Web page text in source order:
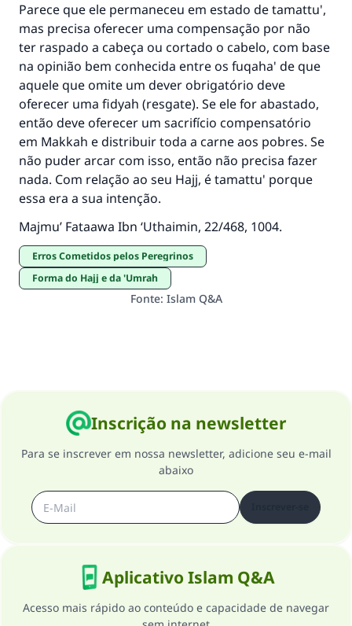
Parece que ele permaneceu em estado de tamattu',
mas precisa oferecer uma compensação por não
ter raspado a cabeça ou cortado o cabelo, com base
na opinião bem conhecida entre os fuqaha' de que
aquele que omite um dever obrigatório deve
oferecer uma fidyah (resgate). Se ele for abastado,
então deve oferecer um sacrifício compensatório
em Makkah e distribuir toda a carne aos pobres. Se
não puder arcar com isso, então não precisa fazer
nada. Com relação ao seu Hajj, é tamattu' porque
essa era a sua intenção.
Majmu’ Fataawa Ibn ‘Uthaimin, 22/468, 1004.
Erros Cometidos pelos Peregrinos
Forma do Hajj e da 'Umrah
Fonte: Islam Q&A
Inscrição na newsletter
Para se inscrever em nossa newsletter, adicione seu e-mail
abaixo
Aplicativo Islam Q&A
Acesso mais rápido ao conteúdo e capacidade de navegar